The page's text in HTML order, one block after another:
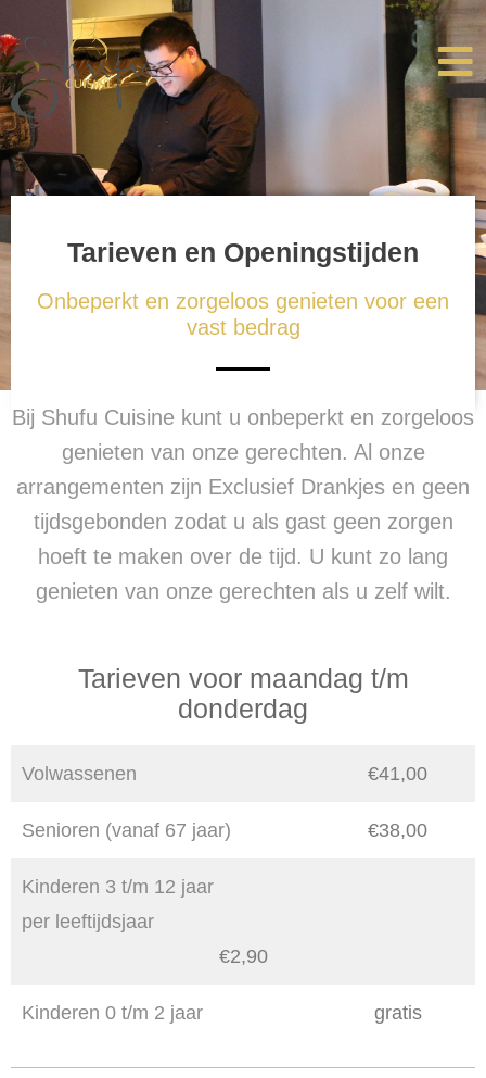
naar
de
inhoud
Tarieven en Openingstijden
Onbeperkt en zorgeloos genieten voor een
vast bedrag
Bij Shufu Cuisine kunt u onbeperkt en zorgeloos
genieten van onze gerechten. Al onze
arrangementen zijn Exclusief Drankjes en geen
tijdsgebonden zodat u als gast geen zorgen
hoeft te maken over de tijd. U kunt zo lang
genieten van onze gerechten als u zelf wilt.
Tarieven voor maandag t/m
donderdag
Volwassenen €41,00
Senioren (vanaf 67 jaar) €38,00
Kinderen 3 t/m 12 jaar
per leeftijdsjaar
€2,90
Kinderen 0 t/m 2 jaar gratis